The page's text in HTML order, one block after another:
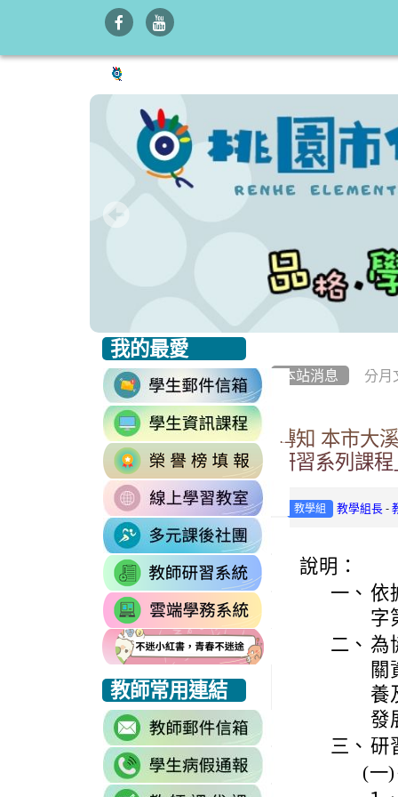
本站消息 分月
轉知 本市大
研習系列課
教學組 教學組長-
說明：
一、 依
字
二、 為
關
養
發
三、 研
(一)
::: 我的最愛
link
vdH-
to
https://
link
to
\to
https://
link
https://
https://
link
to
https://eliteracy.edu.tw/Shorts/xiaohongshu.html
link
to
https://eliteracy.edu.tw/Shorts/xiaohongshu.html
link
to
https://eliteracy.edu.tw/Shorts/xiaohongshu.html
教師常用連結
https://